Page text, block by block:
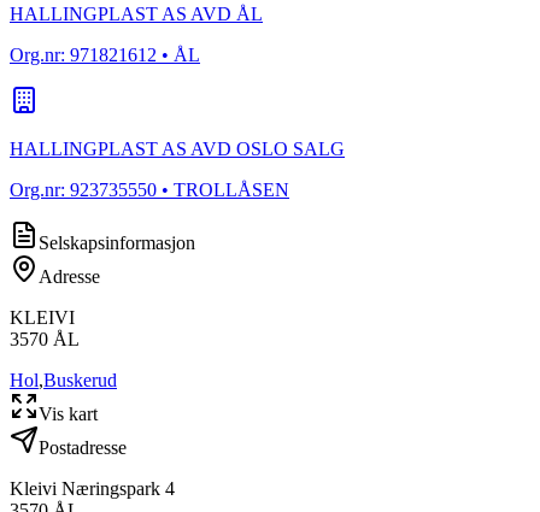
HALLINGPLAST AS AVD ÅL
Org.nr: 971821612 • ÅL
HALLINGPLAST AS AVD OSLO SALG
Org.nr: 923735550 • TROLLÅSEN
Selskapsinformasjon
Adresse
KLEIVI
3570 ÅL
Hol,Buskerud
Vis kart
Postadresse
Kleivi Næringspark 4